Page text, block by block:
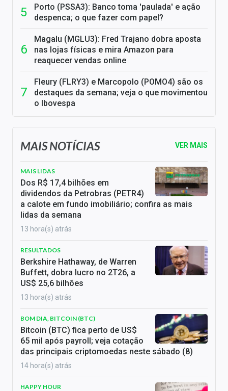
Porto (PSSA3): Banco toma 'paulada' e ação
despenca; o que fazer com papel?
Magalu (MGLU3): Fred Trajano dobra aposta
nas lojas físicas e mira Amazon para
reaquecer vendas online
Fleury (FLRY3) e Marcopolo (POMO4) são os
destaques da semana; veja o que movimentou
o Ibovespa
MAIS NOTÍCIAS VER MAIS
MAIS LIDAS
Dos R$ 17,4 bilhões em
dividendos da Petrobras (PETR4)
a calote em fundo imobiliário; confira as mais
lidas da semana
13 hora(s) atrás
RESULTADOS
Berkshire Hathaway, de Warren
Buffett, dobra lucro no 2T26, a
US$ 25,6 bilhões
13 hora(s) atrás
BOM DIA, BITCOIN (BTC)
Bitcoin (BTC) fica perto de US$
65 mil após payroll; veja cotação
das principais criptomoedas neste sábado (8)
14 hora(s) atrás
HAPPY HOUR